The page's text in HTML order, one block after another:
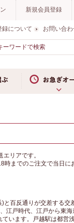
新規会員登録
録について お問い合
リアです。
までのご注文で当日に
百反通りが交差する交
江戸時代、江戸から東
います。戸越駅は都営